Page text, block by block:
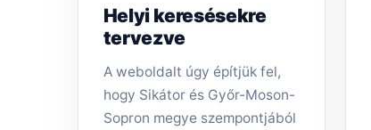
Helyi keresésekre
tervezve
A weboldalt úgy építjük fel,
hogy Sikátor és Győr-Moson-
Sopron megye szempontjából